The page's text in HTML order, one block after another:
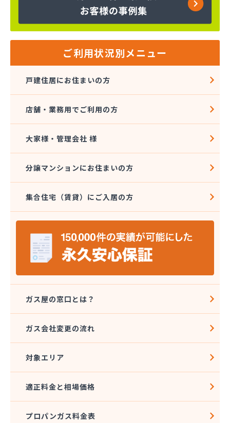
株式会社芳之内ガス
株式会社木田産業
丸信ガス株式会社
菊間ガス北条ショールーム
共同ガス株式会社 松山支店
玉井産業株式会社
広島ガス伯方株式会社
今出石油
三原産業株式会社 ガス販売部
三光ガス商会
三光ガス商会 伊台出張所
山岡早光商店
四国アストモスガス株式会社松山オートガススタン
四国ガス燃料株式会社 本店
四国ガス燃料株式会社 上浦出張所
四国ガス燃料株式会社 松山営業所
四国ガス燃料株式会社 宇和出張所
四国ガス燃料株式会社 新居浜営業所
四国ガス燃料株式会社 川之江出張所
四国岩谷産業株式会社 新居浜営業所
四国岩谷産業株式会社 LPGセンター・松山工場
四国岩谷産業株式会社 松山支店・松山営業所
ご利用状況別メニュー
戸建住居にお住まいの方
店舗・業務用でご利用の方
大家様・管理会社 様
分譲マンションにお住まいの方
集合住宅（賃貸）にご入居の方
ガス屋の窓口とは？
ガス会社変更の流れ
対象エリア
適正料金と相場価格
プロパンガス料金表